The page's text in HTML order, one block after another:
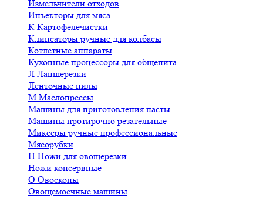
Измельчители отходов
Инъекторы для мяса
К Картофелечистки
Клипсаторы ручные для колбасы
Котлетные аппараты
Кухонные процессоры для общепита
Л Лапшерезки
Ленточные пилы
М Маслопрессы
Машины для приготовления пасты
Машины протирочно резательные
Миксеры ручные профессиональные
Мясорубки
Н Ножи для овощерезки
Ножи консервные
О Овоскопы
Овощемоечные машины